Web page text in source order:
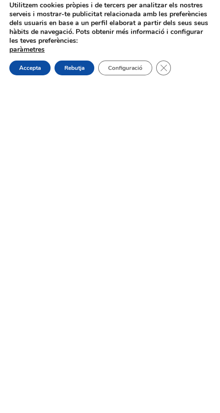
31/07/2026
Utilitzem cookies pròpies i de tercers per analitzar els nostres
serveis i mostrar-te publicitat relacionada amb les preferències
dels usuaris en base a un perfil elaborat a partir dels seus seus
hàbits de navegació. Pots obtenir més informació i configurar
les teves preferències:
paràmetres
Accepta Rebutja Configuració Tanca el bàner de